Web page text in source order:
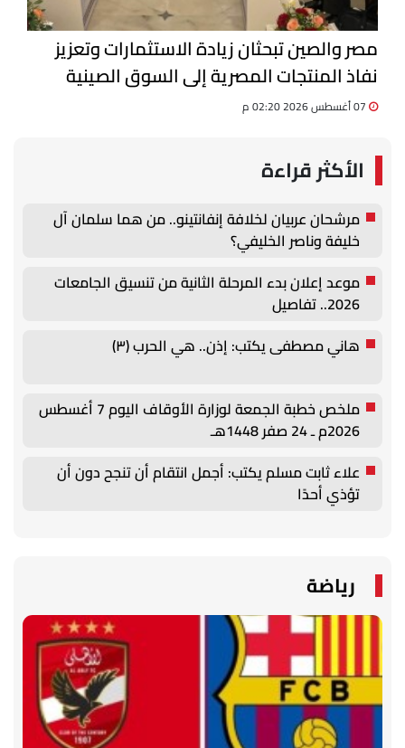
مصر والصين تبحثان زيادة الاستثمارات وتعزيز
نفاذ المنتجات المصرية إلى السوق الصينية
الأكثر قراءة
مرشحان عربيان لخلافة إنفانتينو.. من هما سلمان آل
خليفة وناصر الخليفي؟
موعد إعلان بدء المرحلة الثانية من تنسيق الجامعات
2026.. تفاصيل
هاني مصطفى يكتب: إذن.. هي الحرب (٣)
ملخص خطبة الجمعة لوزارة الأوقاف اليوم 7 أغسطس
2026م ـ 24 صفر 1448هـ
علاء ثابت مسلم يكتب: أجمل انتقام أن تنجح دون أن
تؤذي أحدًا
رياضة